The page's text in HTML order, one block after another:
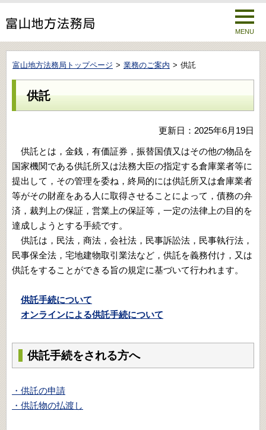
MENU
富山地方法務局トップページ 業務のご案内 供託
供託
更新日：2025年6月19日
供託とは，金銭，有価証券，振替国債又はその他の物品を
国家機関である供託所又は法務大臣の指定する倉庫業者等に
提出して，その管理を委ね，終局的には供託所又は倉庫業者
等がその財産をある人に取得させることによって，債務の弁
済，裁判上の保証，営業上の保証等，一定の法律上の目的を
達成しようとする手続です。
供託は，民法，商法，会社法，民事訴訟法，民事執行法，
民事保全法，宅地建物取引業法など，供託を義務付け，又は
供託をすることができる旨の規定に基づいて行われます。
供託手続について
オンラインによる供託手続について
供託手続をされる方へ
・供託の申請
・供託物の払渡し